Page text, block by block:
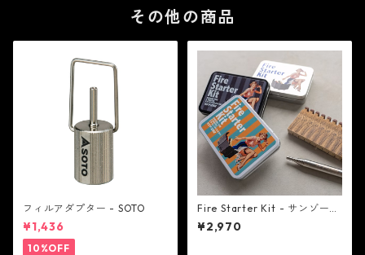
その他の商品
フィルアダプター - SOTO
¥1,436
10%OFF
Fire Starter Kit - サンゾー工
務店
¥2,970